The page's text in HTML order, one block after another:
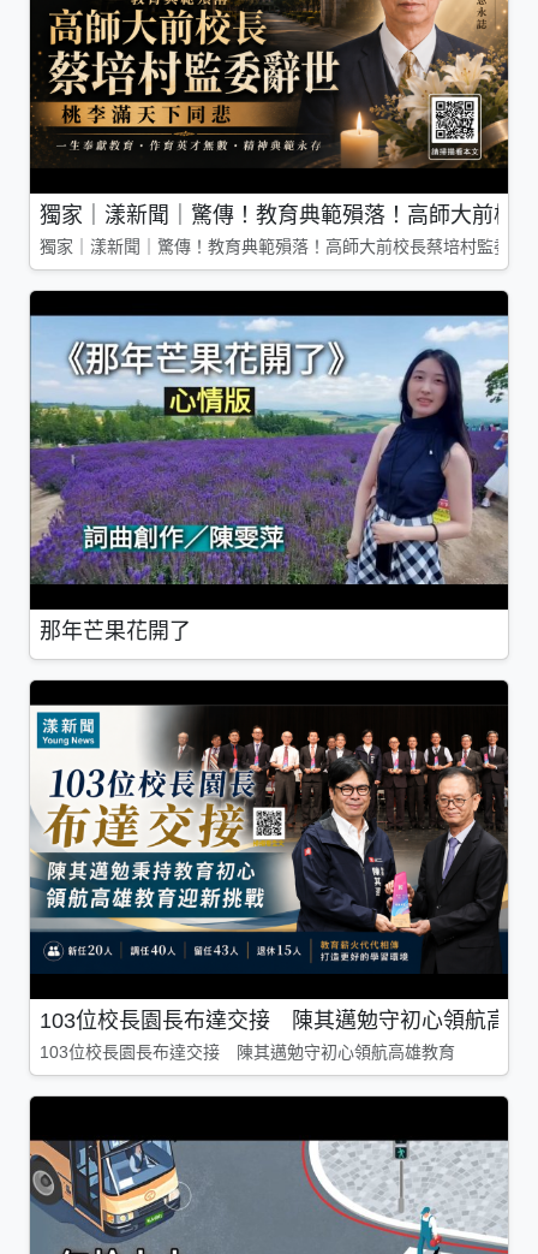
獨家｜漾新聞｜驚傳！教育典範殞落！高師大前校
獨家｜漾新聞｜驚傳！教育典範殞落！高師大前校長蔡培村監委
那年芒果花開了
103位校長園長布達交接 陳其邁勉守初心領航高雄
103位校長園長布達交接 陳其邁勉守初心領航高雄教育